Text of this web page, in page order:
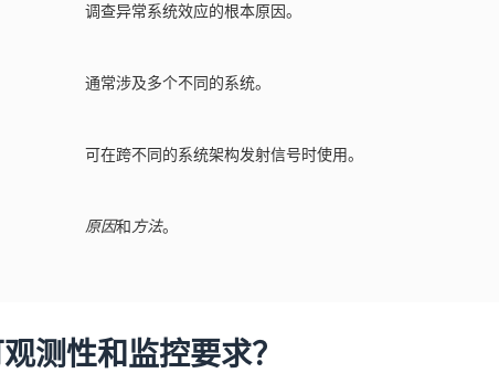
调查异常系统效应的根本原因。
通常涉及多个不同的系统。
可在跨不同的系统架构发射信号时使用。
原因和 方法。
测性和监控要求？